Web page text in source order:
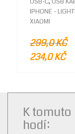
IPHONE -
XIAOMI
299,0KČ
ORIGINAL
299,0 KČ.
234,0KČ
K
hodí: